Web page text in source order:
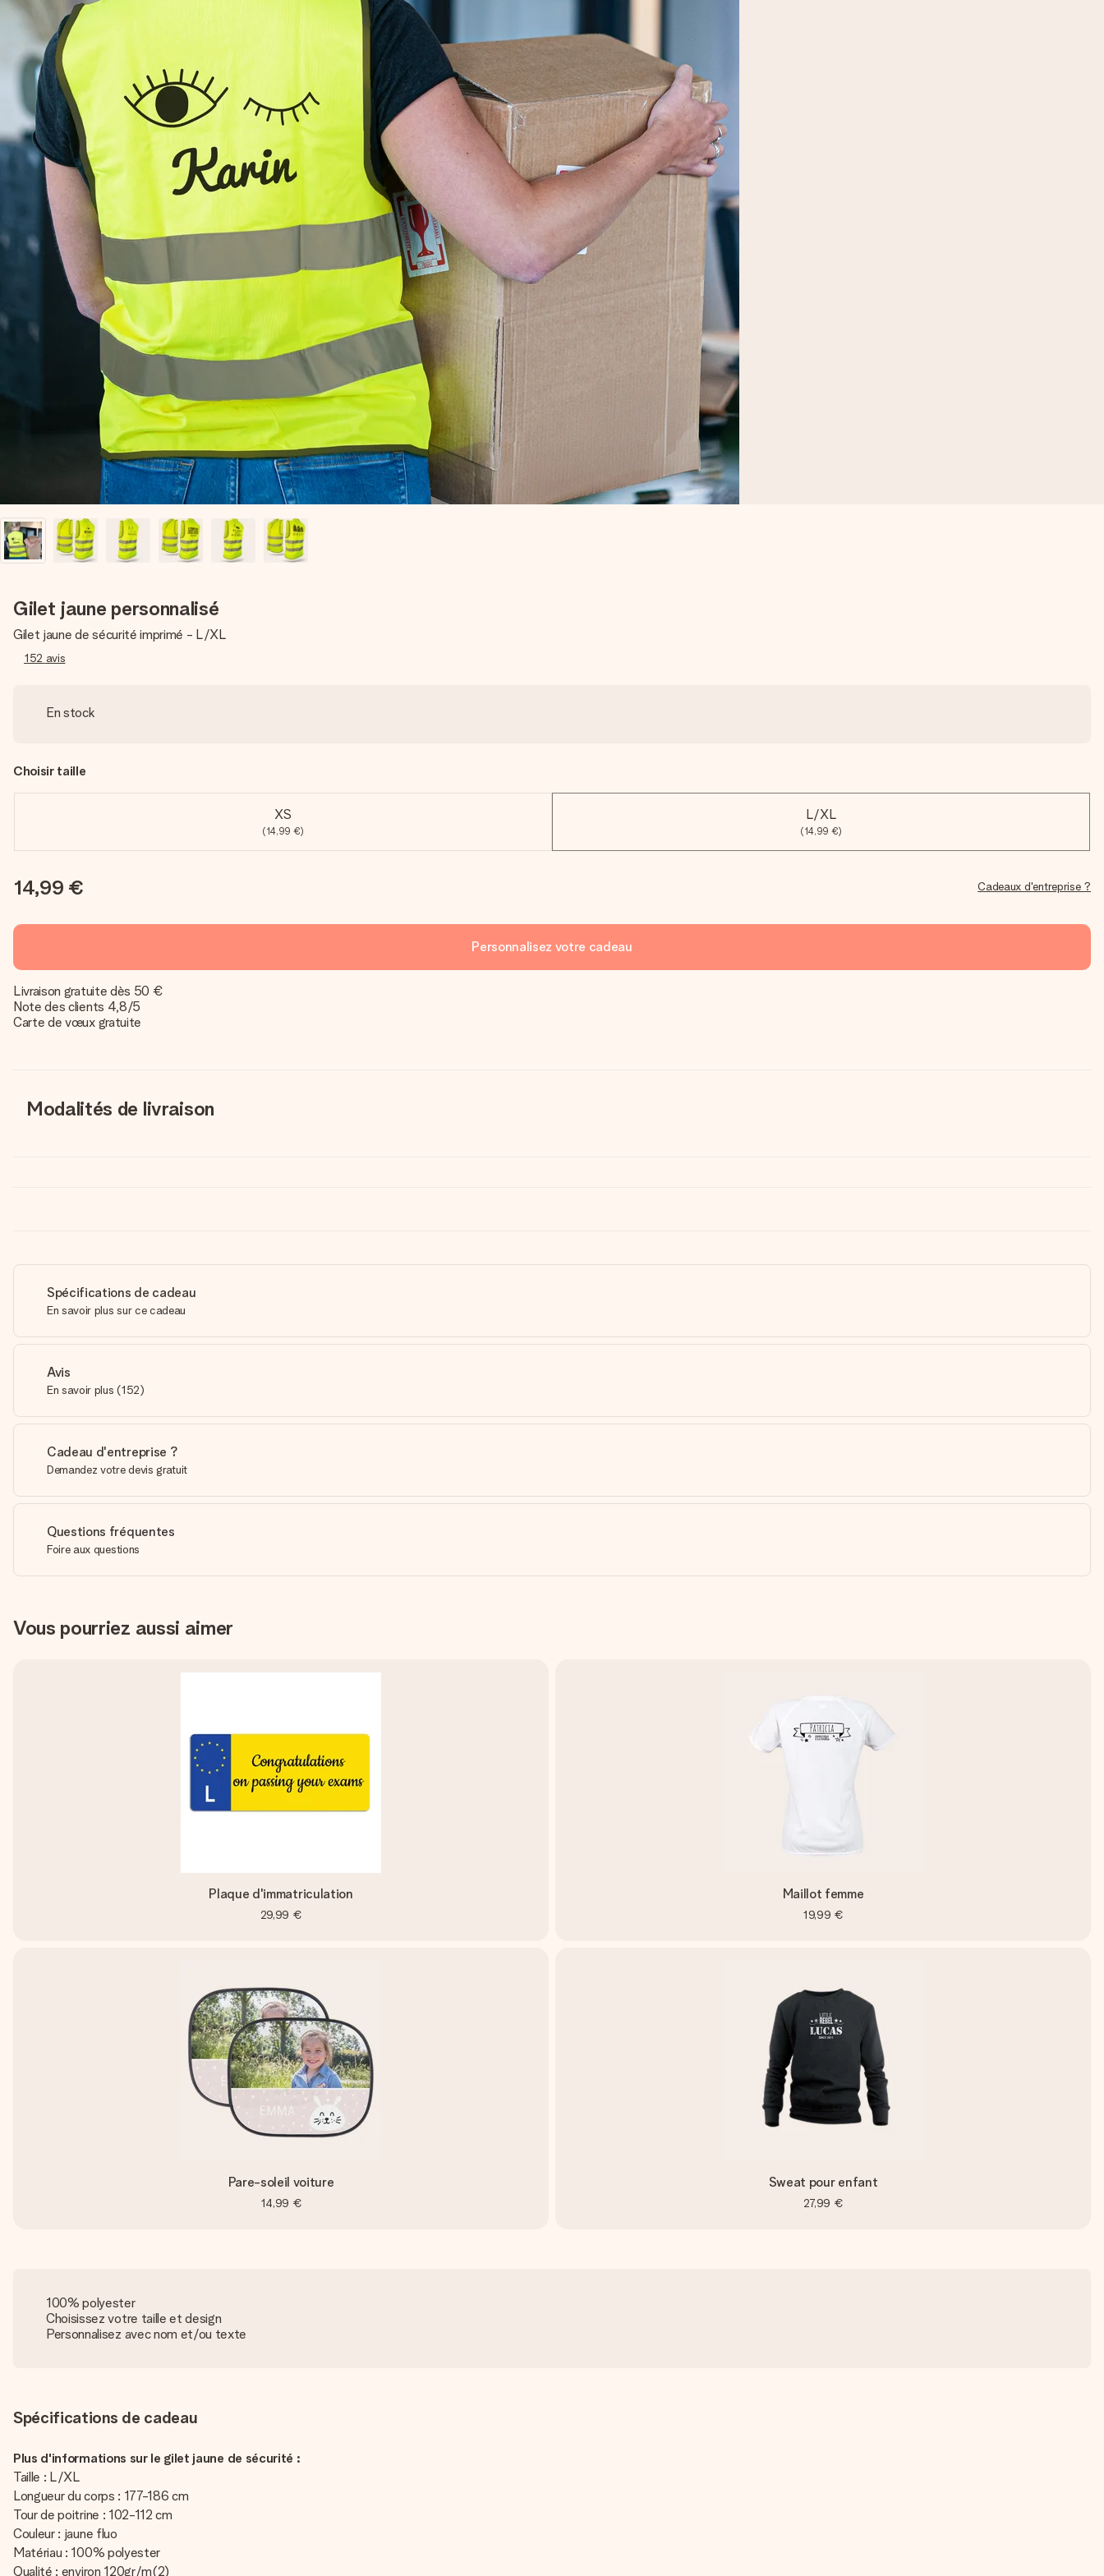
Gilet jaune personnalisé
Gilet jaune de sécurité imprimé - L/XL
152 avis
En stock
Choisir taille
XS
(14,99 €)
L/XL
(14,99 €)
14,99 € Cadeaux d'entreprise ?
Personnalisez votre cadeau
Livraison gratuite dès 50 €
Note des clients 4,8/5
Carte de vœux gratuite
Modalités de livraison
Spécifications de cadeau
En savoir plus sur ce cadeau
Avis
En savoir plus (152)
Cadeau d'entreprise ?
Demandez votre devis gratuit
Questions fréquentes
Foire aux questions
Vous pourriez aussi aimer
Plaque d'immatriculation
29,99 €
Maillot femme
19,99 €
Pare-soleil voiture
14,99 €
Sweat pour enfant
27,99 €
100% polyester
Choisissez votre taille et design
Personnalisez avec nom et/ou texte
Spécifications de cadeau
Plus d'informations sur le gilet jaune de sécurité :
Taille : L/XL
Longueur du corps : 177-186 cm
Tour de poitrine : 102-112 cm
Couleur : jaune fluo
Matériau : 100% polyester
Qualité : environ 120gr/m(2)